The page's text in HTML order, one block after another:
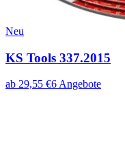
Neu
KS Tools 337.2015
ab 29,55 €6 Angebote